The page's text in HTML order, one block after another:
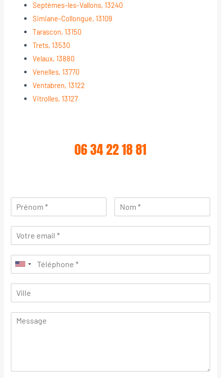
Septèmes-les-Vallons, 13240
Simiane-Collongue, 13109
Tarascon, 13150
Trets, 13530
Velaux, 13880
Venelles, 13770
Ventabren, 13122
Vitrolles, 13127
06 34 22 18 81